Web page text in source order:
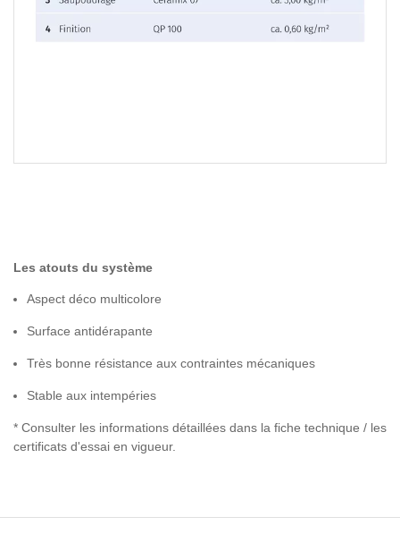
Les atouts du système
Aspect déco multicolore
Surface antidérapante
Très bonne résistance aux contraintes mécaniques
Stable aux intempéries
* Consulter les informations détaillées dans la fiche technique / les
certificats d'essai en vigueur.